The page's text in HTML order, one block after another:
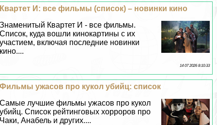
Квартет И: все фильмы (список) – новинки кино
Знаменитый Квартет И - все фильмы.
Список, куда вошли кинокартины с их
участием, включая последние новинки
кино....
14 07 2026 8:10:33
Фильмы ужасов про кукол убийц: список
Самые лучшие фильмы ужасов про кукол
убийц. Список рейтинговых хорроров про
Чаки, Анабель и других....